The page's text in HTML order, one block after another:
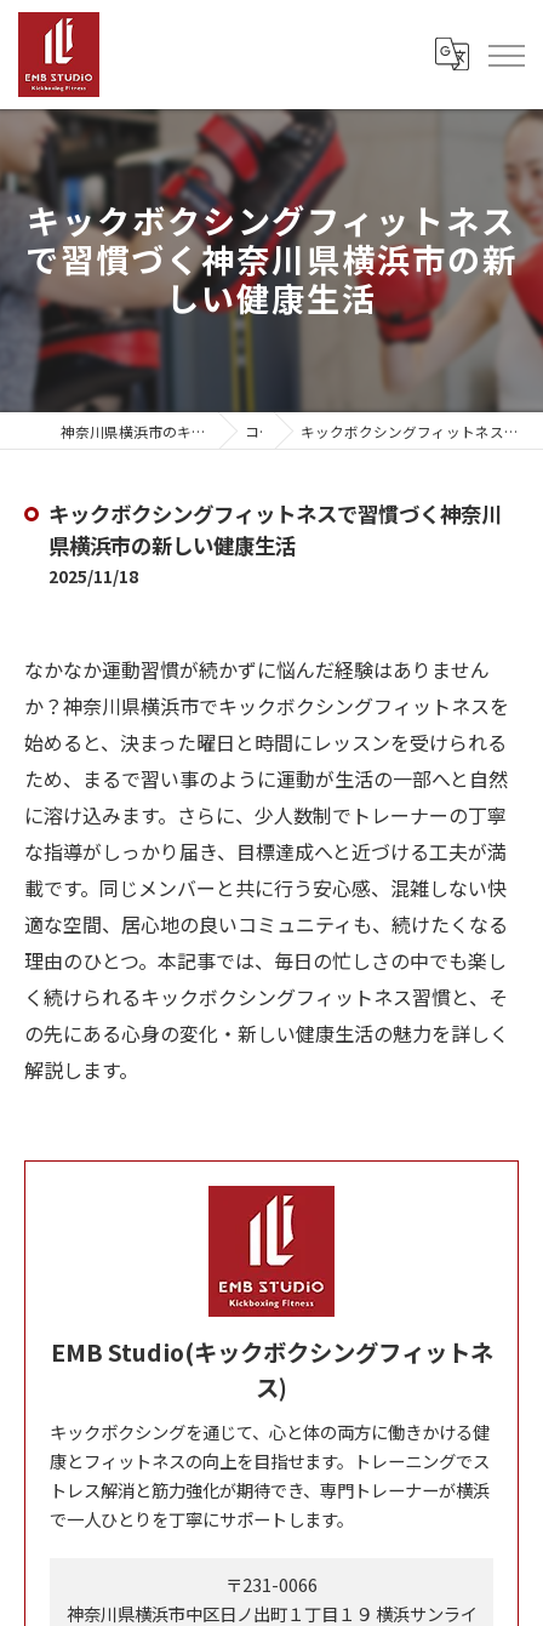
キックボクシングフィットネス
で習慣づく神奈川県横浜市の新
しい健康生活
神奈川県横浜市のキックボクシングならEMB Studio コラム キックボクシングフィットネスで習慣づく神奈川県横浜市の新しい健康生活
キックボクシングフィットネスで習慣づく神奈川
県横浜市の新しい健康生活
2025/11/18
なかなか運動習慣が続かずに悩んだ経験はありません
か？神奈川県横浜市でキックボクシングフィットネスを
始めると、決まった曜日と時間にレッスンを受けられる
ため、まるで習い事のように運動が生活の一部へと自然
に溶け込みます。さらに、少人数制でトレーナーの丁寧
な指導がしっかり届き、目標達成へと近づける工夫が満
載です。同じメンバーと共に行う安心感、混雑しない快
適な空間、居心地の良いコミュニティも、続けたくなる
理由のひとつ。本記事では、毎日の忙しさの中でも楽し
く続けられるキックボクシングフィットネス習慣と、そ
の先にある心身の変化・新しい健康生活の魅力を詳しく
解説します。
EMB Studio(キックボクシングフィットネ
ス)
キックボクシングを通じて、心と体の両方に働きかける健
康とフィットネスの向上を目指せます。トレーニングでス
トレス解消と筋力強化が期待でき、専門トレーナーが横浜
で一人ひとりを丁寧にサポートします。
〒231-0066
神奈川県横浜市中区日ノ出町１丁目１９ 横浜サンライ